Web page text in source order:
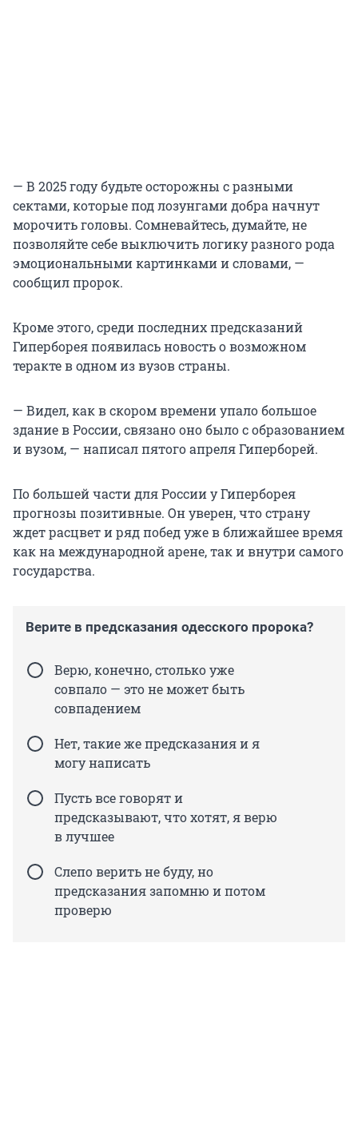
— В 2025 году будьте осторожны с разными
сектами, которые под лозунгами добра начнут
морочить головы. Сомневайтесь, думайте, не
позволяйте себе выключить логику разного рода
эмоциональными картинками и словами, —
сообщил пророк.
Кроме этого, среди последних предсказаний
Гиперборея появилась новость о возможном
теракте в одном из вузов страны.
— Видел, как в скором времени упало большое
здание в России, связано оно было с образованием
и вузом, — написал пятого апреля Гиперборей.
По большей части для России у Гиперборея
прогнозы позитивные. Он уверен, что страну
ждет расцвет и ряд побед уже в ближайшее время
как на международной арене, так и внутри самого
государства.
Верите в предсказания одесского пророка?
Верю, конечно, столько уже
совпало — это не может быть
совпадением
Нет, такие же предсказания и я
могу написать
Пусть все говорят и
предсказывают, что хотят, я верю
в лучшее
Слепо верить не буду, но
предсказания запомню и потом
проверю